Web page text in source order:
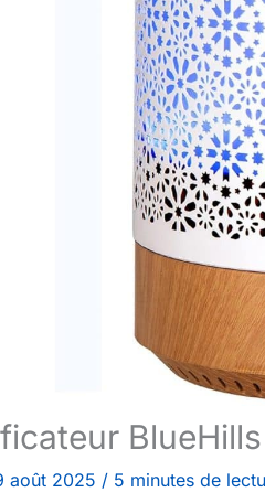
août 2025 / 5 minutes de